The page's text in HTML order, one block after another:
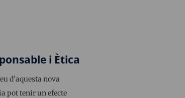
i Ètica
d’aquesta nova
pot tenir un efecte